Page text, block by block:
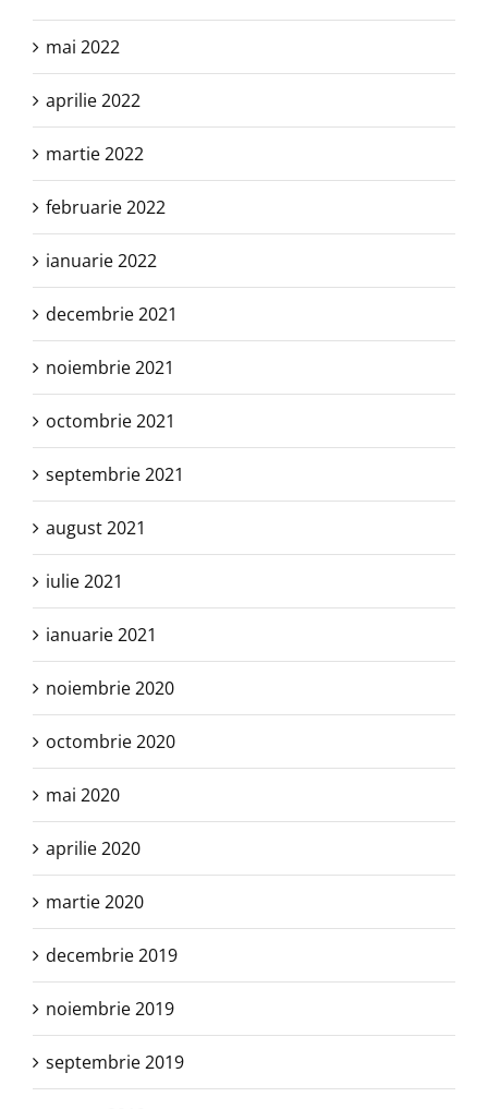
mai 2022
aprilie 2022
martie 2022
februarie 2022
ianuarie 2022
decembrie 2021
noiembrie 2021
octombrie 2021
septembrie 2021
august 2021
iulie 2021
ianuarie 2021
noiembrie 2020
octombrie 2020
mai 2020
aprilie 2020
martie 2020
decembrie 2019
noiembrie 2019
septembrie 2019